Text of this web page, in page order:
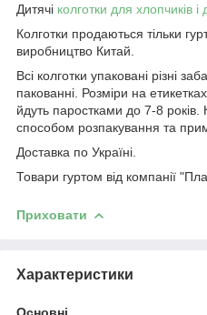
Дитячі колготки для хлопчиків і
Колготки продаються тільки
виробництво Китай.
Всі колготки упаковані різні
пакованні. Розміри на
йдуть паростками до 7-8 років.
способом розпакування та
Доставка по Україні.
Товари гуртом від компанії
Приховати
Характеристики
Основні